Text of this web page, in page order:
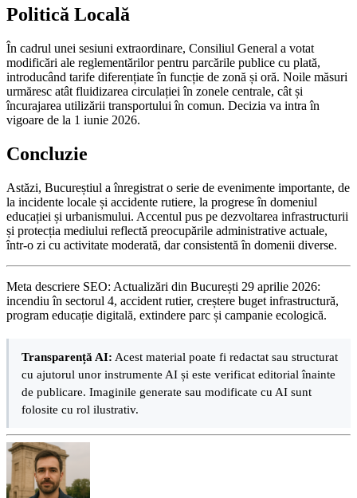
Politică Locală
În cadrul unei sesiuni extraordinare, Consiliul General a votat
modificări ale reglementărilor pentru parcările publice cu plată,
introducând tarife diferențiate în funcție de zonă și oră. Noile măsuri
urmăresc atât fluidizarea circulației în zonele centrale, cât și
încurajarea utilizării transportului în comun. Decizia va intra în
vigoare de la 1 iunie 2026.
Concluzie
Astăzi, Bucureștiul a înregistrat o serie de evenimente importante, de
la incidente locale și accidente rutiere, la progrese în domeniul
educației și urbanismului. Accentul pus pe dezvoltarea infrastructurii
și protecția mediului reflectă preocupările administrative actuale,
într-o zi cu activitate moderată, dar consistentă în domenii diverse.
Meta descriere SEO: Actualizări din București 29 aprilie 2026:
incendiu în sectorul 4, accident rutier, creștere buget infrastructură,
program educație digitală, extindere parc și campanie ecologică.
Transparență AI: Acest material poate fi redactat sau structurat
cu ajutorul unor instrumente AI și este verificat editorial înainte
de publicare. Imaginile generate sau modificate cu AI sunt
folosite cu rol ilustrativ.